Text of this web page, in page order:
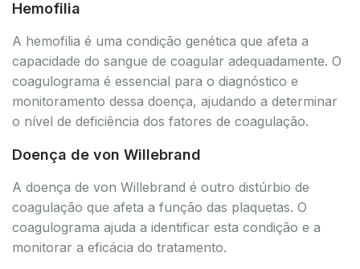
Hemofilia
A hemofilia é uma condição genética que afeta a
capacidade do sangue de coagular adequadamente. O
coagulograma é essencial para o diagnóstico e
monitoramento dessa doença, ajudando a determinar
o nível de deficiência dos fatores de coagulação.
Doença de von Willebrand
A doença de von Willebrand é outro distúrbio de
coagulação que afeta a função das plaquetas. O
coagulograma ajuda a identificar esta condição e a
monitorar a eficácia do tratamento.